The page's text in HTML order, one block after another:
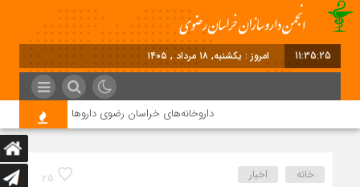
11:35:25 برابر با : Sunday - 9 August - 2026
داروخانه‌های خراسان رضوی داروها را با چک ۴ ماهه خریداری می‌کنند
25 خانه اخبار